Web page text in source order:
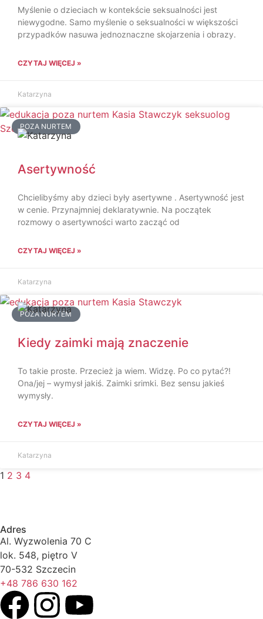
Myślenie o dzieciach w kontekście seksualności jest
niewygodne. Samo myślenie o seksualności w większości
przypadków nasuwa jednoznaczne skojarzenia i obrazy.
CZYTAJ WIĘCEJ »
Katarzyna
POZA NURTEM
Asertywność
Chcielibyśmy aby dzieci były asertywne . Asertywność jest
w cenie. Przynajmniej deklaratywnie. Na początek
rozmowy o asertywności warto zacząć od
CZYTAJ WIĘCEJ »
Katarzyna
POZA NURTEM
Kiedy zaimki mają znaczenie
To takie proste. Przecież ja wiem. Widzę. Po co pytać?!
Ona/jej – wymysł jakiś. Zaimki srimki. Bez sensu jakieś
wymysły.
CZYTAJ WIĘCEJ »
Katarzyna
1 2 3 4
Adres
Al. Wyzwolenia 70 C
lok. 548, piętro V
70-532 Szczecin
+48 786 630 162